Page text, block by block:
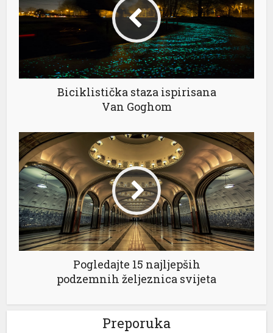
Biciklistička staza ispirisana
Van Goghom
Pogledajte 15 najljepših
podzemnih željeznica svijeta
Preporuka